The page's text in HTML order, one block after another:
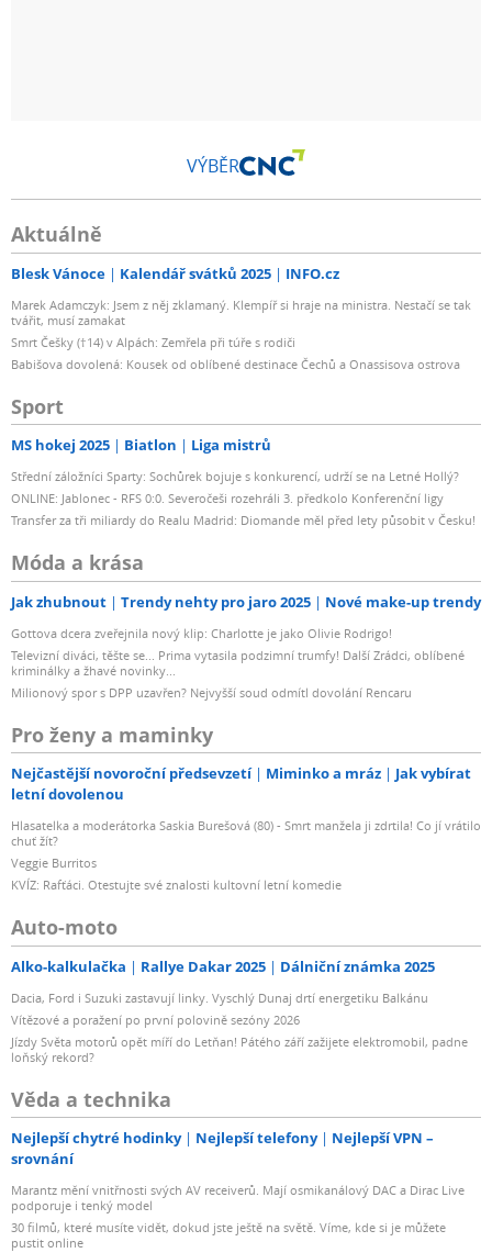
VÝBĚR
Aktuálně
Blesk Vánoce Kalendář svátků 2025 INFO.cz
Marek Adamczyk: Jsem z něj zklamaný. Klempíř si hraje na ministra. Nestačí se tak
tvářit, musí zamakat
Smrt Češky (†14) v Alpách: Zemřela při túře s rodiči
Babišova dovolená: Kousek od oblíbené destinace Čechů a Onassisova ostrova
Sport
MS hokej 2025 Biatlon Liga mistrů
Střední záložníci Sparty: Sochůrek bojuje s konkurencí, udrží se na Letné Hollý?
ONLINE: Jablonec - RFS 0:0. Severočeši rozehráli 3. předkolo Konferenční ligy
Transfer za tři miliardy do Realu Madrid: Diomande měl před lety působit v Česku!
Móda a krása
Jak zhubnout Trendy nehty pro jaro 2025 Nové make-up trendy
Gottova dcera zveřejnila nový klip: Charlotte je jako Olivie Rodrigo!
Televizní diváci, těšte se... Prima vytasila podzimní trumfy! Další Zrádci, oblíbené
kriminálky a žhavé novinky...
Milionový spor s DPP uzavřen? Nejvyšší soud odmítl dovolání Rencaru
Pro ženy a maminky
Nejčastější novoroční předsevzetí Miminko a mráz
Jak vybírat
letní dovolenou
Hlasatelka a moderátorka Saskia Burešová (80) - Smrt manžela ji zdrtila! Co jí vrátilo
chuť žít?
Veggie Burritos
KVÍZ: Rafťáci. Otestujte své znalosti kultovní letní komedie
Auto-moto
Alko-kalkulačka Rallye Dakar 2025 Dálniční známka 2025
Dacia, Ford i Suzuki zastavují linky. Vyschlý Dunaj drtí energetiku Balkánu
Vítězové a poražení po první polovině sezóny 2026
Jízdy Světa motorů opět míří do Letňan! Pátého září zažijete elektromobil, padne
loňský rekord?
Věda a technika
Nejlepší chytré hodinky Nejlepší telefony
Nejlepší VPN –
srovnání
Marantz mění vnitřnosti svých AV receiverů. Mají osmikanálový DAC a Dirac Live
podporuje i tenký model
30 filmů, které musíte vidět, dokud jste ještě na světě. Víme, kde si je můžete
pustit online